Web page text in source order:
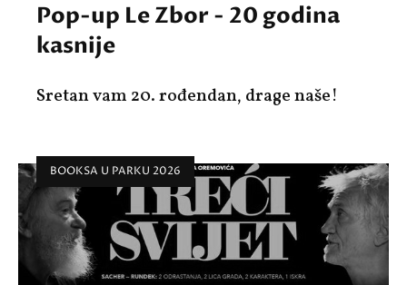
Pop-up Le Zbor - 20 godina
kasnije
Sretan vam 20. rođendan, drage naše!
BOOKSA U PARKU 2026